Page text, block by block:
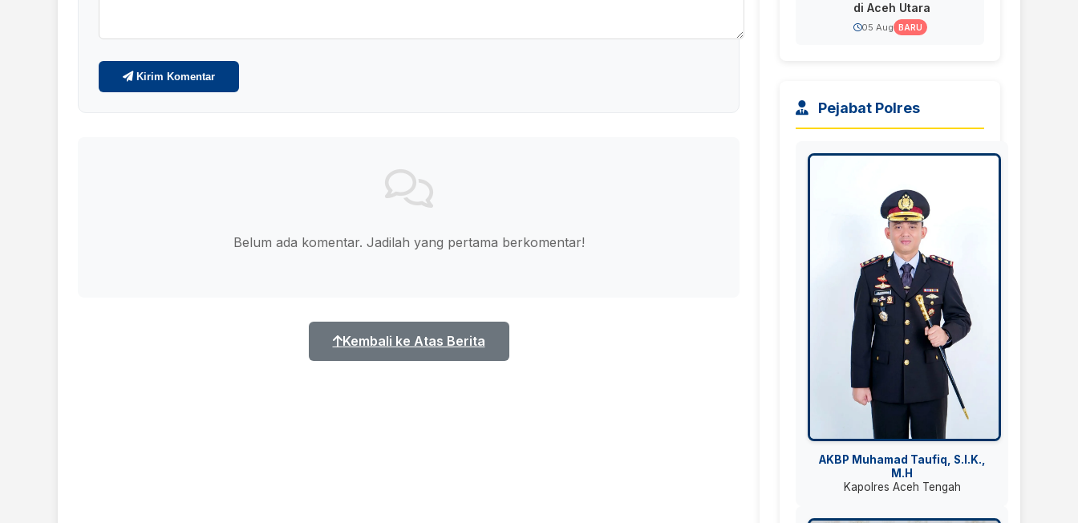
Kirim Komentar
Belum ada komentar. Jadilah yang pertama berkomentar!
Kembali ke Atas Berita
di Aceh Utara
05 Aug BARU
Pejabat Polres
AKBP Muhamad Taufiq, S.I.K.,
M.H
Kapolres Aceh Tengah